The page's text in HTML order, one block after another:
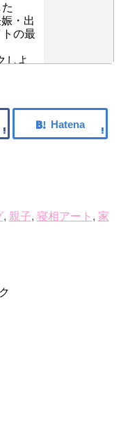
・出
の最
しよ
, 親子, 寝相アート , 家